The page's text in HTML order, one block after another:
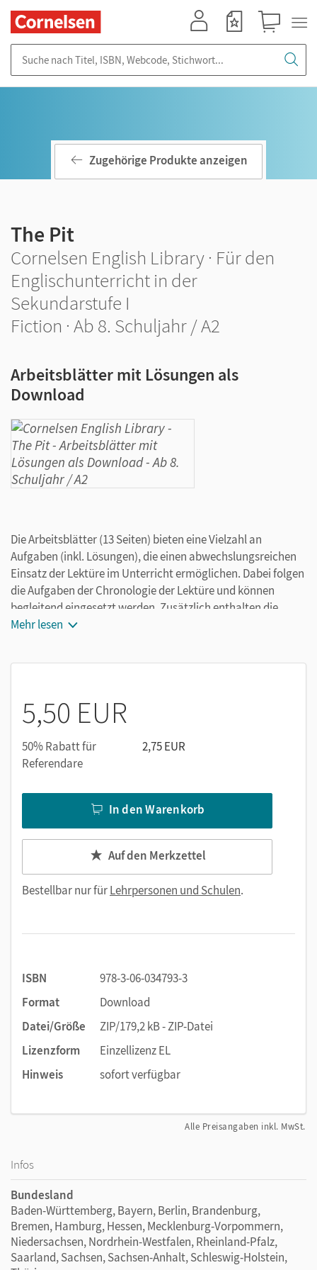
Zugehörige Produkte anzeigen
The Pit
Cornelsen English Library · Für den
Englischunterricht in der
Sekundarstufe I
Fiction · Ab 8. Schuljahr / A2
Arbeitsblätter mit Lösungen als
Download
Die Arbeitsblätter (13 Seiten) bieten eine Vielzahl an
Aufgaben (inkl. Lösungen), die einen abwechslungsreichen
Einsatz der Lektüre im Unterricht ermöglichen. Dabei folgen
die Aufgaben der Chronologie der Lektüre und können
begleitend eingesetzt werden. Zusätzlich enthalten die
Arbeitsblätter die Lösungen zu den Verständnisaufgaben
Mehr lesen
5,50 EUR
50% Rabatt für
Referendare
2,75 EUR
In den Warenkorb
Auf den Merkzettel
Bestellbar nur fürLehrpersonen und Schulen.
ISBN
978-3-06-034793-3
Format
Download
Datei/Größe
ZIP/179,2 kB - ZIP-Datei
Lizenzform
Einzellizenz EL
Hinweis
sofort verfügbar
Alle Preisangaben inkl. MwSt.
Infos
Bundesland
Baden-Württemberg, Bayern, Berlin, Brandenburg,
Bremen, Hamburg, Hessen, Mecklenburg-Vorpommern,
Niedersachsen, Nordrhein-Westfalen, Rheinland-Pfalz,
Saarland, Sachsen, Sachsen-Anhalt, Schleswig-Holstein,